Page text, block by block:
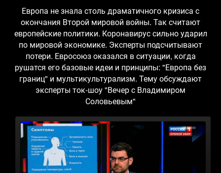
Европа не знала столь драматичного кризиса с
окончания Второй мировой войны. Так считают
европейские политики. Коронавирус сильно ударил
по мировой экономике. Эксперты подсчитывают
потери. Евросоюз оказался в ситуации, когда
рушатся его базовые идеи и принципы: "Европа без
границ" и мультикультурализм. Тему обсуждают
эксперты ток-шоу "Вечер с Владимиром
Соловьевым"